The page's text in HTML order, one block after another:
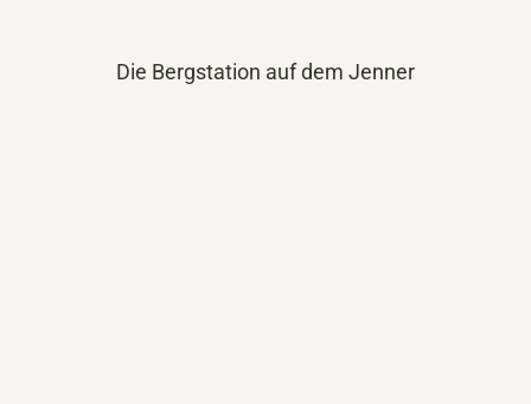
Die Bergstation auf dem Jenner